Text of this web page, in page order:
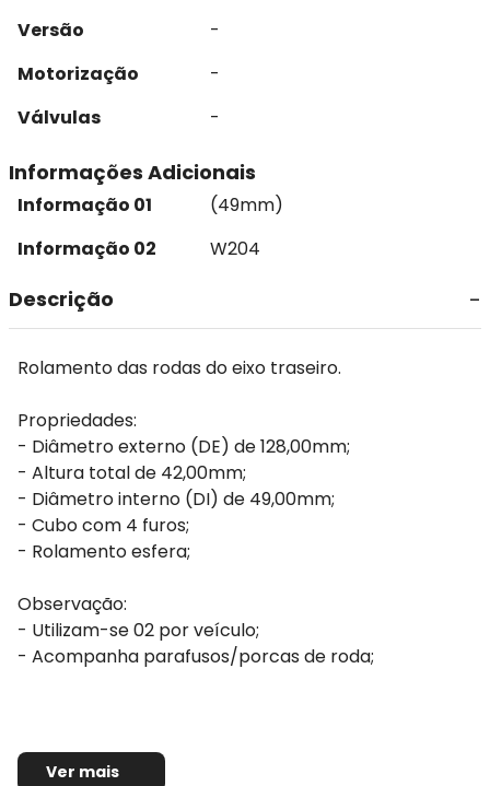
Versão
-
Motorização
-
Válvulas
-
Informações Adicionais
Informação 01
(49mm)
Informação 02
W204
Descrição
Rolamento das rodas do eixo traseiro.
Propriedades:
- Diâmetro externo (DE) de 128,00mm;
- Altura total de 42,00mm;
- Diâmetro interno (DI) de 49,00mm;
- Cubo com 4 furos;
- Rolamento esfera;
Observação:
- Utilizam-se 02 por veículo;
- Acompanha parafusos/porcas de roda;
Ver mais